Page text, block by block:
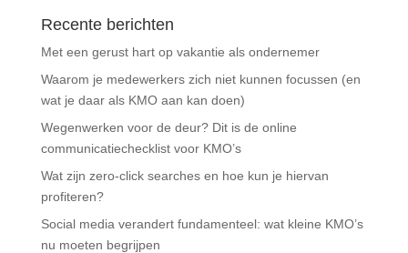
Recente berichten
Met een gerust hart op vakantie als ondernemer
Waarom je medewerkers zich niet kunnen focussen (en
wat je daar als KMO aan kan doen)
Wegenwerken voor de deur? Dit is de online
communicatiechecklist voor KMO’s
Wat zijn zero-click searches en hoe kun je hiervan
profiteren?
Social media verandert fundamenteel: wat kleine KMO’s
nu moeten begrijpen